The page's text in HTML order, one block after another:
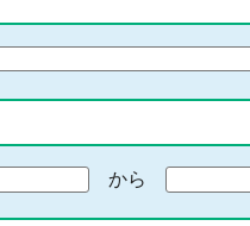
入
力
から